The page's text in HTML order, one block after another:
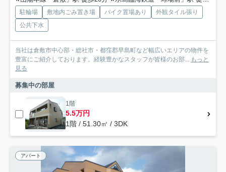
駐輪場 敷地内ごみ置き場 バイク置場あり
外観タイル張り
公共下水
当社は倉敷市中心部・総社市・都窪郡早島町など幅広いエリアの物件を
豊富にご紹介しております。経験豊かなスタッフが皆様のお部... もっと
見る
募集中の部屋
1階
5.5万円
1階 / 51.30㎡ / 3DK
アパート